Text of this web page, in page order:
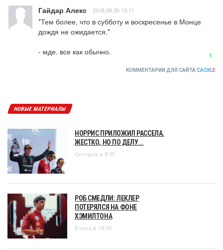
Гайдар Алекс 2018.08.30 15:11
*Тем более, что в субботу и воскресенье в Монце
дождя не ожидается.*
- мде. все как обычно.
1
КОММЕНТАРИИ ДЛЯ САЙТА CACKLE
НОВЫЕ МАТЕРИАЛЫ
НОРРИС ПРИЛОЖИЛ РАССЕЛА.
ЖЕСТКО, НО ПО ДЕЛУ...
Сегодня в 8:35
РОБ СМЕДЛИ: ЛЕКЛЕР
ПОТЕРЯЛСЯ НА ФОНЕ
ХЭМИЛТОНА
Вчера в 18:55